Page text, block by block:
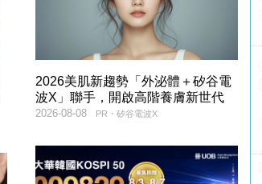
2026美肌新趨勢「外泌體＋矽谷電
波X」聯手，開啟高階養膚新世代
PR・矽谷電波X
2026-08-08